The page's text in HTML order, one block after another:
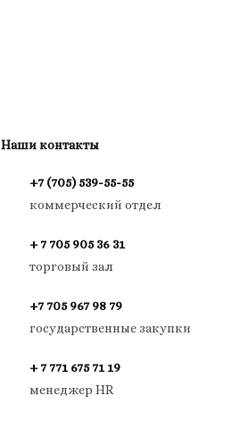
Наши контакты
+7 (705) 539-55-55
коммерческий отдел
+ 7 705 905 36 31
торговый зал
+7 705 967 98 79
государственные закупки
+ 7 771 675 71 19
менеджер HR